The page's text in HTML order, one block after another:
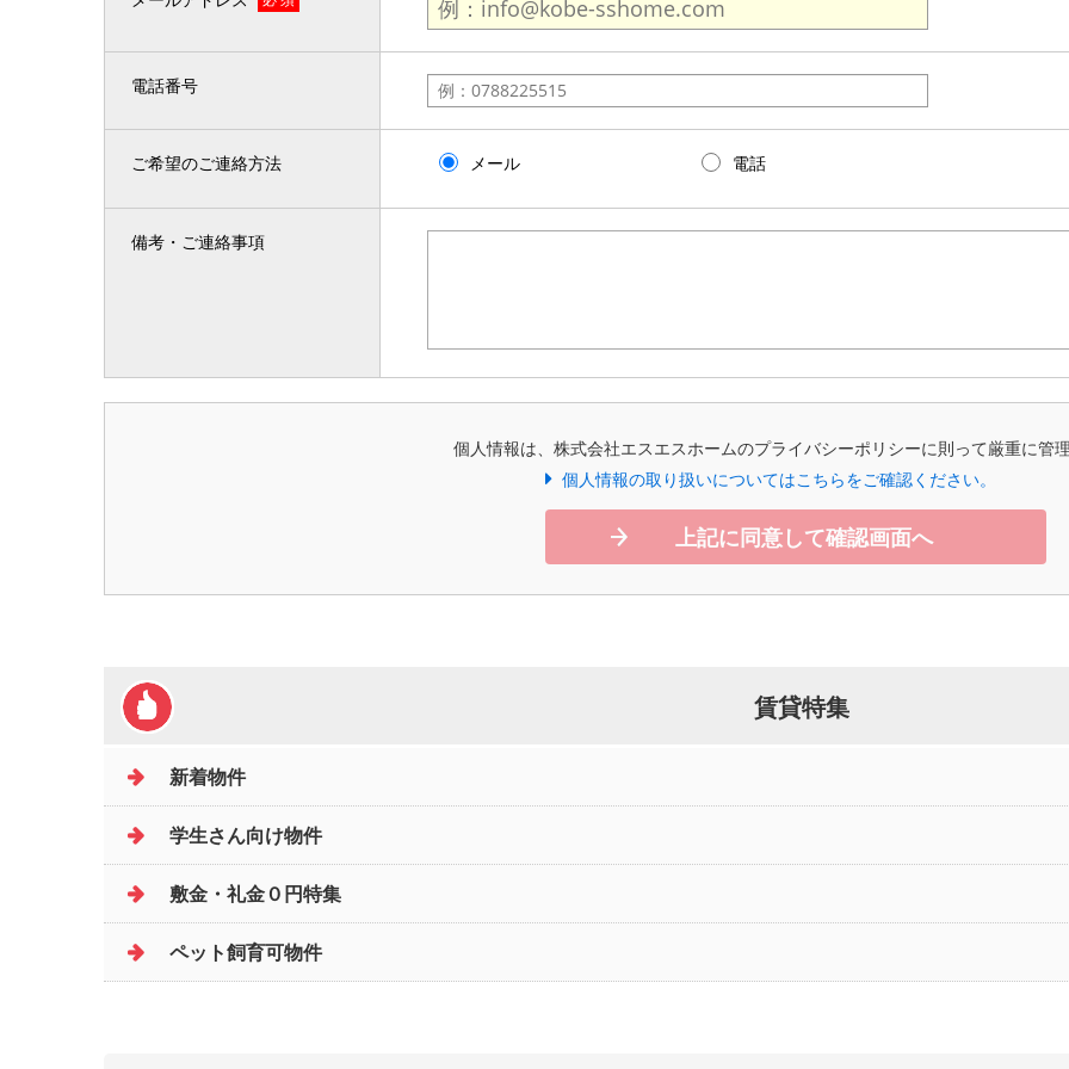
電話番号
ご希望のご連絡方法 メール 電話
備考・ご連絡事項
個人情報は、株式会社エスエスホームのプライバシーポリシーに則って厳重に管理
個人情報の取り扱いについてはこちらをご確認ください。
上記に同意して確認画面へ
賃貸特集
新着物件
学生さん向け物件
敷金・礼金０円特集
ペット飼育可物件